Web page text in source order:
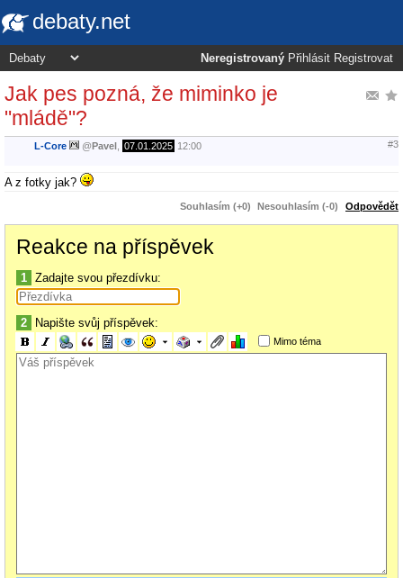
debaty.net
Neregistrovaný Přihlásit Registrovat
Jak pes pozná, že miminko je
"mládě"?
L-Core @Pavel 07.01.2025 12:00 #3
A z fotky jak?
Souhlasím (+0) Nesouhlasím (-0) Odpovědět
Reakce na příspěvek
1 Zadajte svou přezdívku:
2 Napište svůj příspěvek:
Mimo téma